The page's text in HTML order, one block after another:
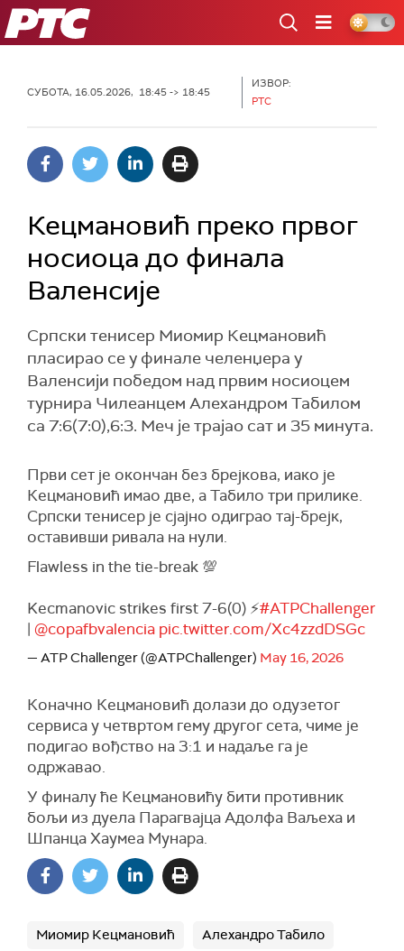
РТС
СУБОТА, 16.05.2026, 18:45 -> 18:45
ИЗВОР:
РТС
Кецмановић преко првог
носиоца до финала
Валенсије
Српски тенисер Миомир Кецмановић
пласирао се у финале челенџера у
Валенсији победом над првим носиоцем
турнира Чилеанцем Алехандром Табилом
са 7:6(7:0),6:3. Меч је трајао сат и 35 минута.
Први сет је окончан без брејкова, иако је
Кецмановић имао две, а Табило три прилике.
Српски тенисер је сјајно одиграо тај-брејк,
оставивши ривала на нули.
Flawless in the tie-break 💯
Kecmanovic strikes first 7-6(0) ⚡#ATPChallenger
| @copafbvalencia pic.twitter.com/Xc4zzdDSGc
— ATP Challenger (@ATPChallenger) May 16, 2026
Коначно Кецмановић долази до одузетог
сервиса у четвртом гему другог сета, чиме је
подигао вођство на 3:1 и надаље га је
одржавао.
У финалу ће Кецмановићу бити противник
бољи из дуела Парагвајца Адолфа Ваљеха и
Шпанца Хаумеа Мунара.
Миомир Кецмановић Алехандро Табило